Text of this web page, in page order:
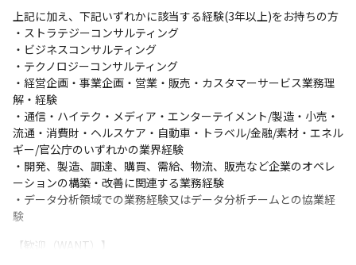
ご経験や今後のキャリア希望に応じて面談を通して最適なポジシ
ョンで選考を進めさせていただきます。
なお、ご自身でご応募いただいた場合には、選考のプロセス上、
面談を実施しない場合がございますので、あらかじめご了承くだ
さい。
上記に加え、下記いずれかに該当する経験(3年以上)をお持ちの方
・ストラテジーコンサルティング
・ビジネスコンサルティング
・テクノロジーコンサルティング
・経営企画・事業企画・営業・販売・カスタマーサービス業務理
解・経験
・通信・ハイテク・メディア・エンターテイメント/製造・小売・
流通・消費財・ヘルスケア・自動車・トラベル/金融/素材・エネル
ギー/官公庁のいずれかの業界経験
・開発、製造、調達、購買、需給、物流、販売など企業のオペレ
ーションの構築・改善に関連する業務経験
・データ分析領域での業務経験又はデータ分析チームとの協業経
験
【歓迎（WANT）】